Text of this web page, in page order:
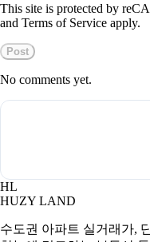
This site is protected by
and Terms of Service apply.
Post
No comments yet.
HL
HUZY LAND
수도권 아파트 실거래가,